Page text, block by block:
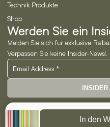
Technik Produkte
Shop
Werden Sie ein
Melden Sie sich für exklusive
Verpassen Sie keine Insider-News!
In den